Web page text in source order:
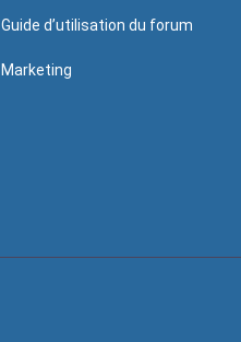
Guide d’utilisation du forum
Marketing